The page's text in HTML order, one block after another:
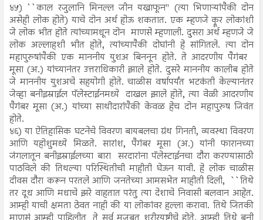
४५) ``काल रजुलानि मिनल्ल जीन यखाफून'' (त्या भिणाऱ्यांपैकी दोन
असेही लोक होते) याचे दोन अर्थ होऊ शकतात. एक म्हणजे क्रूर लोकांशी
जे लोक भीत होते त्यांच्यामधून दोन माणसे म्हणाली. दुसरा अर्थ म्हणजे जे
लोक अल्लाहशी भीत होते, त्यांच्यापैकी दोघांनी हे सांगितले. त्या दोन
महापुरुषांपैकी एक माननीय युशअ बिननून होते. ते आदरणीय पैगंबर
मूसा (अ.) यांच्यानंतर उत्तराधिकारी झाले होते. दुसरे माननीय कालीब होते
जे माननीय युशअचे सहयोगी होते. चाळीस वर्षापर्यंत भटकंती केल्यानंतर
जेव्हा बनीइस्राईल पॅलेस्टाईनमध्ये दाखल झाले होते, त्या वेळी आदरणीय
पैगंबर मूसा (अ.) यांच्या साथीदारांपैकी केवळ हेच दोन महापुरुष जिवंत
होते.
४६) या ऐतिहासिक घटनेचे विवरण बायबलचा ग्रंथ गिनती, व्यवस्था विवरण
आणि यहोशुमध्ये मिळते. सारांश, पैगंबर मूसा (अ.) यांनी फारानच्या
जंगलातून बनीइस्राईलच्या बारा सरदारांना पॅलेस्टाईनचा दौरा करण्यासाठी
पाठविले की तिथल्या परिस्थितीची माहीती घेऊन यावी. हे लोक चाळीस
दीवस दौरा करून परतले आणि जनतेच्या आमसभेत माहीती दिली, ``तिथे
तर दूध आणि मधाचे झरे वाहतात परंतु त्या देशाचे निवासी बलवान आहेत.
आम्ही याची क्षमता ठेवत नाही की या लोकांवर हल्ला करावा. तिथे जितकी